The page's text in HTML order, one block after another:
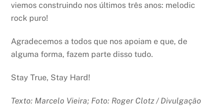
viemos construindo nos últimos três anos: melodic
rock puro!
Agradecemos a todos que nos apoiam e que, de
alguma forma, fazem parte disso tudo.
Stay True, Stay Hard!
Texto: Marcelo Vieira; Foto: Roger Clotz / Divulgação